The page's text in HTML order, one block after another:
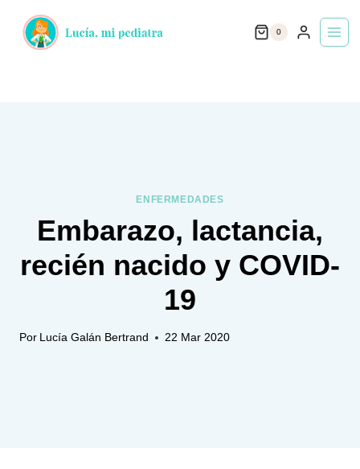
0
ENFERMEDADES
Embarazo, lactancia,
recién nacido y COVID-
19
Por Lucía Galán Bertrand 22 Mar 2020